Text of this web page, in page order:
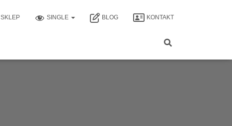
SKLEP SINGLE BLOG KONTAKT